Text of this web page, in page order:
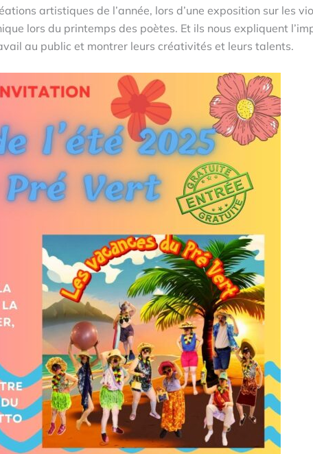
artistiques de l’année, lors d’une exposition sur les
lors du printemps des poètes. Et ils nous expliquent
au public et montrer leurs créativités et leurs talents.